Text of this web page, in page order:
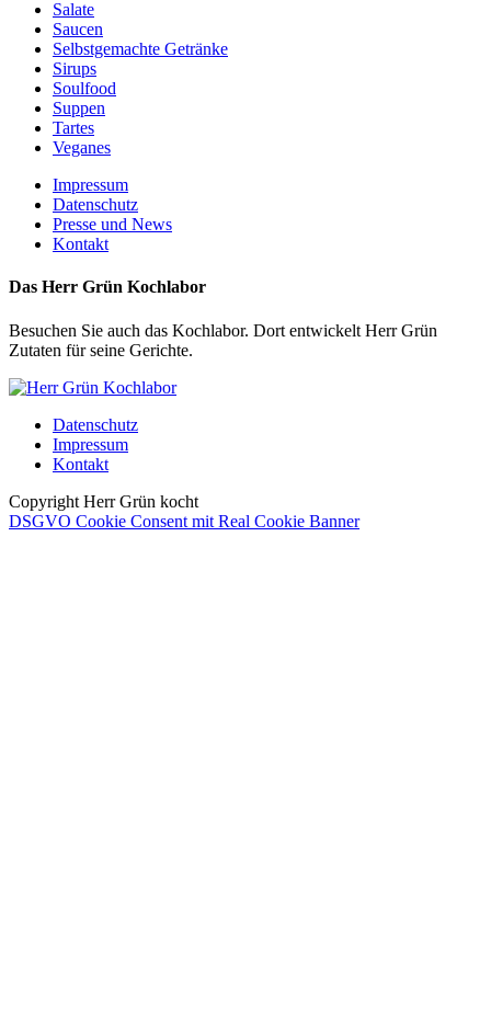
Salate
Saucen
Selbstgemachte Getränke
Sirups
Soulfood
Suppen
Tartes
Veganes
Impressum
Datenschutz
Presse und News
Kontakt
Das Herr Grün Kochlabor
Besuchen Sie auch das Kochlabor. Dort entwickelt Herr Grün
Zutaten für seine Gerichte.
Datenschutz
Impressum
Kontakt
Copyright Herr Grün kocht
DSGVO Cookie Consent mit Real Cookie Banner